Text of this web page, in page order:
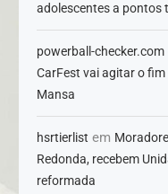
adolescentes a pontos
powerball-checker.com
CarFest vai agitar o
Mansa
hsrtierlist em
Redonda, recebem
reformada